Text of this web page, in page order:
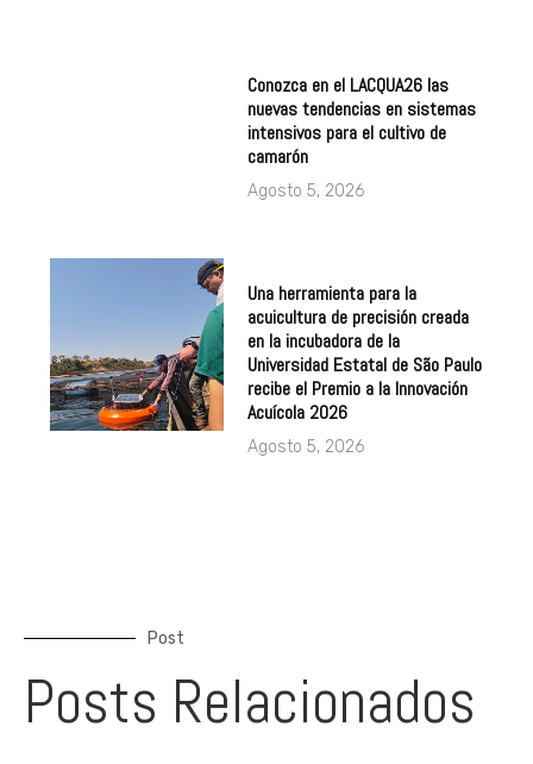
Conozca en el LACQUA26 las
nuevas tendencias en sistemas
intensivos para el cultivo de
camarón
Agosto 5, 2026
Una herramienta para la
acuicultura de precisión creada
en la incubadora de la
Universidad Estatal de São Paulo
recibe el Premio a la Innovación
Acuícola 2026
Agosto 5, 2026
Post
Posts Relacionados